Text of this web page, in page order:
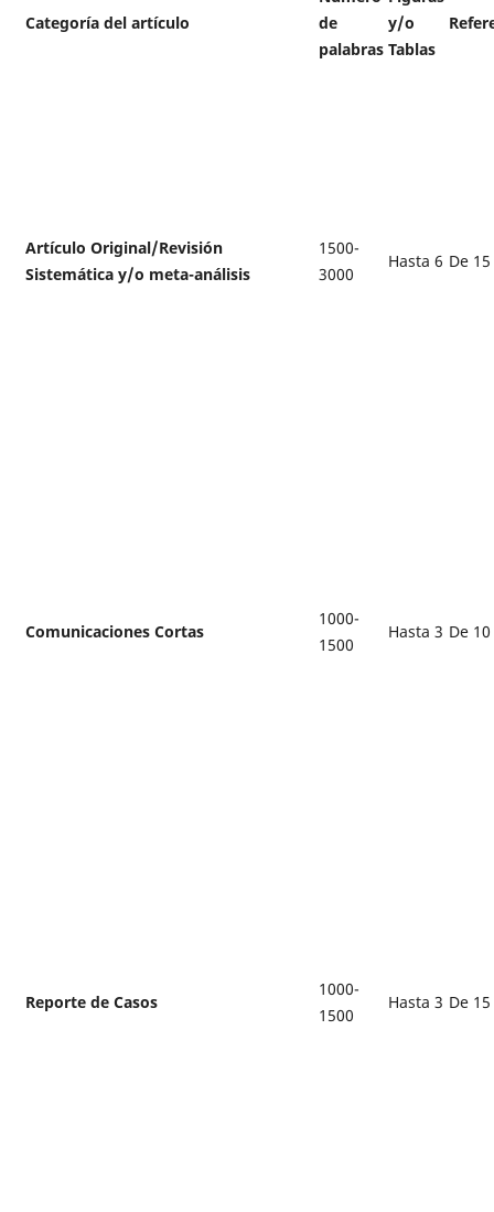
Categoría del artículo
de
palabras
y/o
Tablas
Artículo Original/Revisión
Sistemática y/o meta-análisis
1500-
3000
Hasta 6 De
Comunicaciones Cortas
1000-
1500
Hasta 3 De
Reporte de Casos
1000-
1500
Hasta 3 De